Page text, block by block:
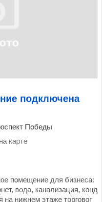
подключена
Победы
карте
помещение для бизнеса:
вода, канализация, конд
нижнем этаже торговог